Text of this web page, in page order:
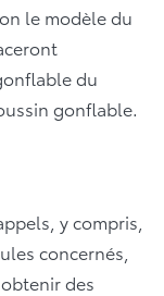
le modèle du
du
gonflable.
y compris,
concernés,
des